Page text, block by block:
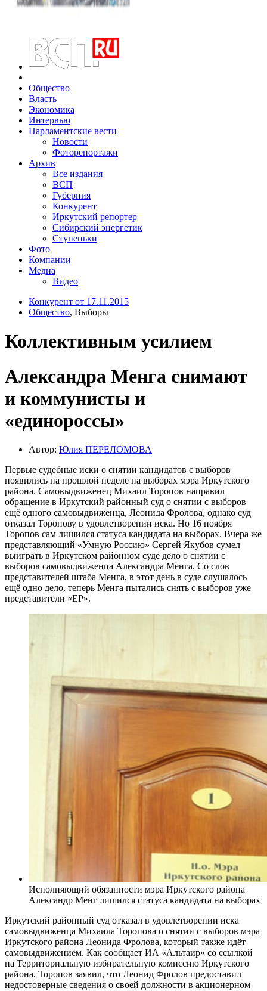
Общество
Власть
Экономика
Интервью
Парламентские вести
Новости
Фоторепортажи
Архив
Все издания
ВСП
Губерния
Конкурент
Иркутский репортер
Сибирский энергетик
Ступеньки
Фото
Компании
Медиа
Видео
Конкурент от 17.11.2015
Общество, Выборы
Коллективным усилием
Александра Менга снимают
и коммунисты и
«единороссы»
Автор: Юлия ПЕРЕЛОМОВА
Первые судебные иски о снятии кандидатов с выборов
появились на прошлой неделе на выборах мэра Иркутского
района. Самовыдвиженец Михаил Торопов направил
обращение в Иркутский районный суд о снятии с выборов
ещё одного самовыдвиженца, Леонида Фролова, однако суд
отказал Торопову в удовлетворении иска. Но 16 ноября
Торопов сам лишился статуса кандидата на выборах. Вчера же
представляющий «Умную Россию» Сергей Якубов сумел
выиграть в Иркутском районном суде дело о снятии с
выборов самовыдвиженца Александра Менга. Со слов
представителей штаба Менга, в этот день в суде слушалось
ещё одно дело, теперь Менга пытались снять с выборов уже
представители «ЕР».
Исполняющий обязанности мэра Иркутского района
Александр Менг лишился статуса кандидата на выборах
Иркутский районный суд отказал в удовлетворении иска
самовыдвиженца Михаила Торопова о снятии с выборов мэра
Иркутского района Леонида Фролова, который также идёт
самовыдвижением. Как сообщает ИА «Альтаир» со ссылкой
на Территориальную избирательную комиссию Иркутского
района, Торопов заявил, что Леонид Фролов предоставил
недостоверные сведения о своей должности в акционерном